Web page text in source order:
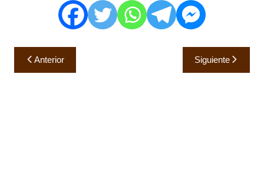
Navegación
de
Anterior Siguiente